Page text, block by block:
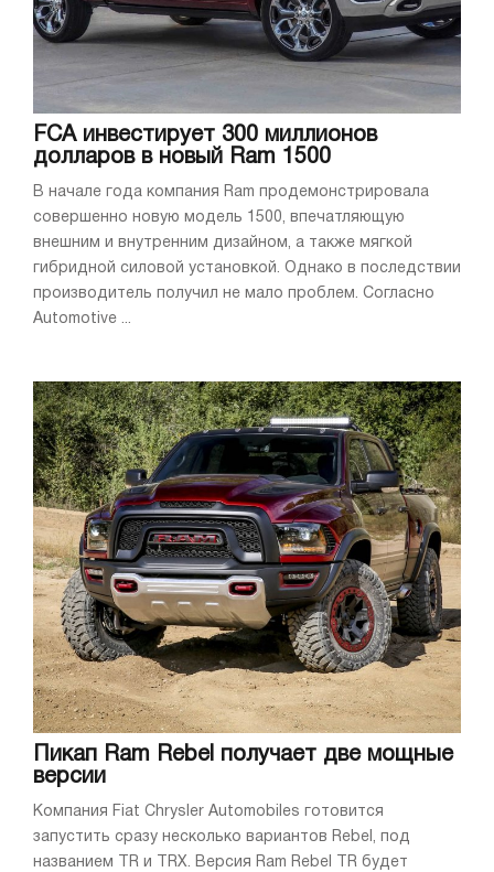
FCA инвестирует 300 миллионов
долларов в новый Ram 1500
В начале года компания Ram продемонстрировала
совершенно новую модель 1500, впечатляющую
внешним и внутренним дизайном, а также мягкой
гибридной силовой установкой. Однако в последствии
производитель получил не мало проблем. Согласно
Automotive ...
Пикап Ram Rebel получает две мощные
версии
Компания Fiat Chrysler Automobiles готовится
запустить сразу несколько вариантов Rebel, под
названием TR и TRX. Версия Ram Rebel TR будет